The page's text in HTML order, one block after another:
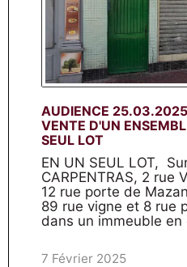
AUDIENCE
VENTE D'UN
SEUL LOT
EN UN SEUL LOT,
CARPENTRAS, 2 rue
12 rue porte de
89 rue vigne et 8 rue
dans un immeuble
7 Février 2025